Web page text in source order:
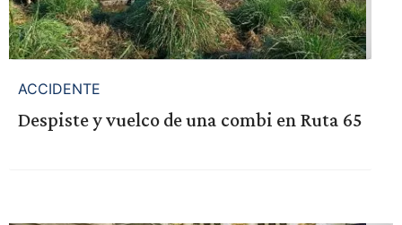
ACCIDENTE
Despiste y vuelco de una combi en Ruta 65